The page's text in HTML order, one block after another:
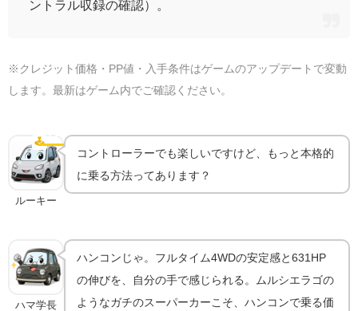
ントラル収録の確認）。
※クレジット価格・PP値・入手条件はゲームのアップデートで変動
します。最新はゲーム内でご確認ください。
🕹️ ハンコン
ハンコンで乗るともっと気持ちいい｜機材ガイド
ルーキー
コントローラーでも楽しいですけど、もっと本格的
に乗る方法ってあります？
ハマ学長
ハンコンじゃ。フルタイム4WDの安定感と631HP
の伸びを、自分の手で感じられる。ムルシエラゴの
ようなガチのスーパーカーこそ、ハンコンで乗る価